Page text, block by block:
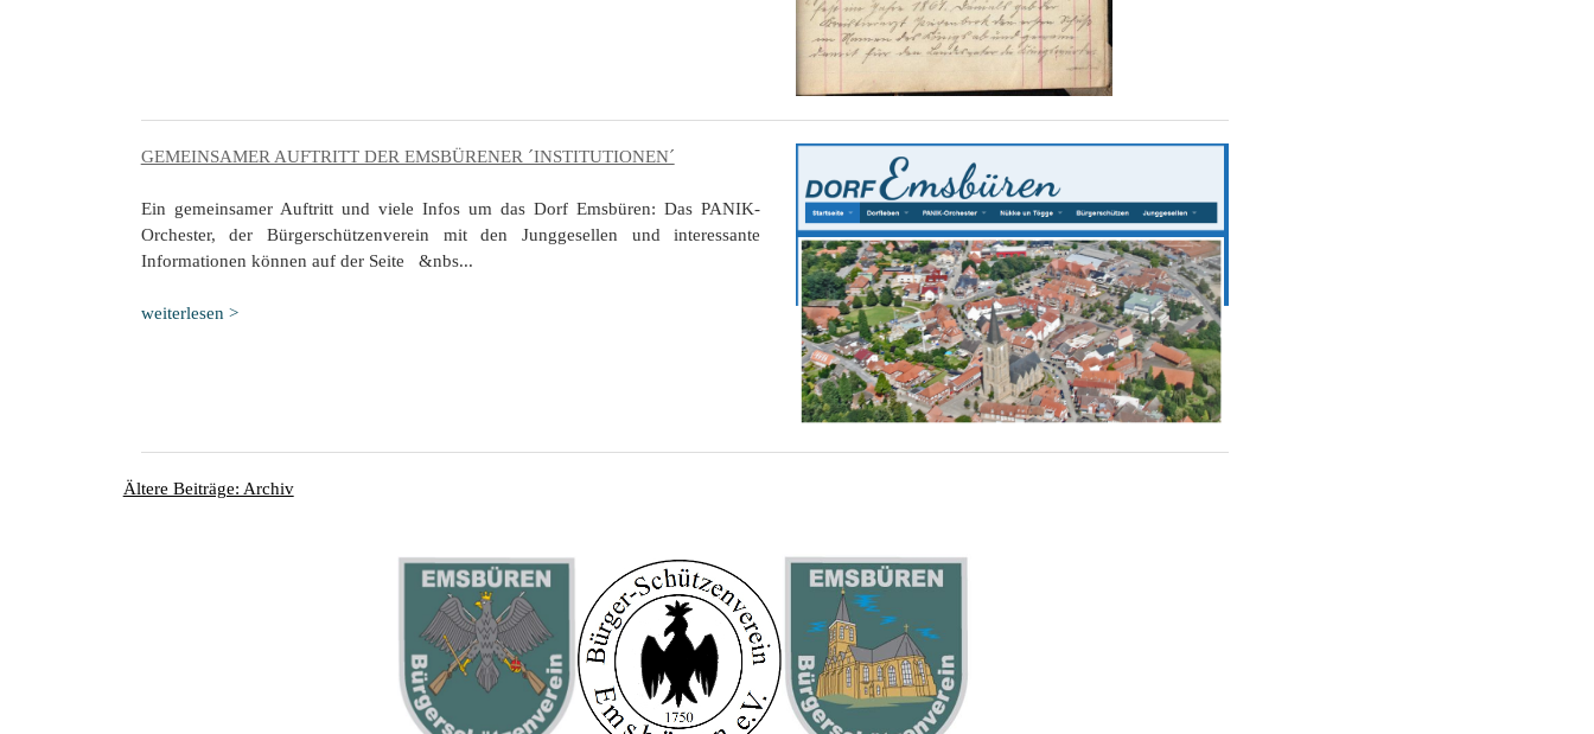
GEMEINSAMER AUFTRITT DER EMSBÜRENER ´INSTITUTIONEN´
Ein gemeinsamer Auftritt und viele Infos um das Dorf Emsbüren: Das PANIK-
Orchester, der Bürgerschützenverein mit den Junggesellen und interessante
Informationen können auf der Seite &nbs...
weiterlesen >
Ältere Beiträge: Archiv